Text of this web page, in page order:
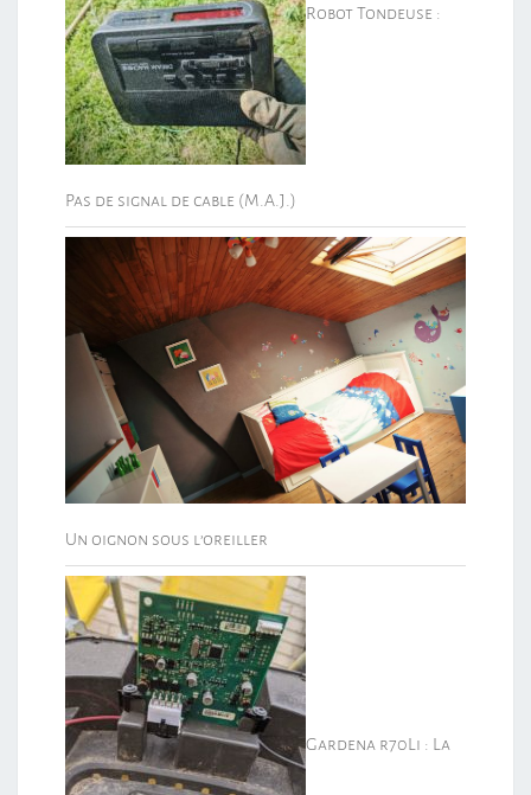
Robot Tondeuse :
Pas de signal de cable (M.A.J.)
Un oignon sous l’oreiller
Gardena r70Li : La